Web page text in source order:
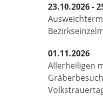
23.10.2026 -
01.11.2026
Allerheiligen